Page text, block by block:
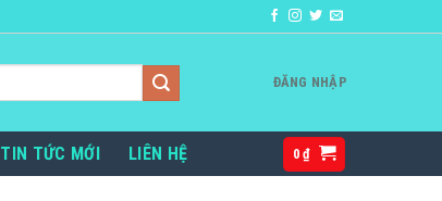
ĐĂNG NHẬP
TIN TỨC MỚI LIÊN HỆ 0₫